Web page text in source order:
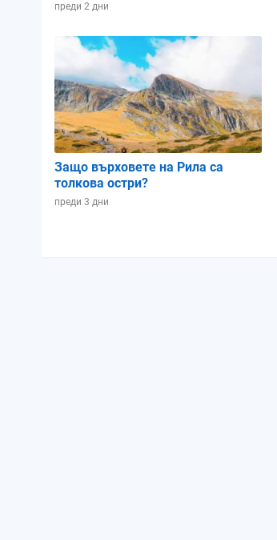
Позиция в лунен
цикъл:
преди 2 дни
Защо върховете на Рила са
толкова остри?
преди 3 дни